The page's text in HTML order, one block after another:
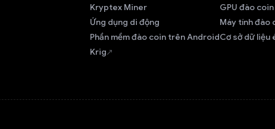
Kryptex Miner
Ứng dụng di động
Phần mềm đào coin trên Android
Krig
GPU đào
Máy tính đào
Cơ sở dữ liệu